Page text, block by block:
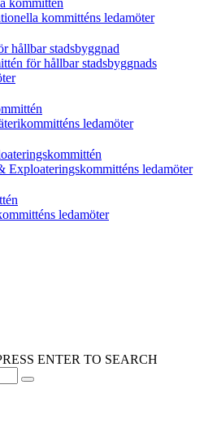
kommittén
kommitténs ledamöter
hållbar stadsbyggnad
för hållbar stadsbyggnads
ledamöter
Exploateringskommitténs ledamöter
ledamöter
ENTER TO SEARCH